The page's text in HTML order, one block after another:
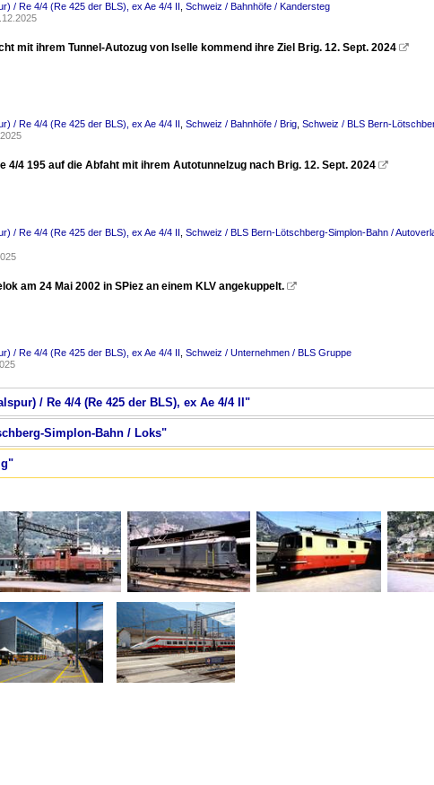
/ Re 4/4 (Re 425 der BLS), ex Ae 4/4 II Schweiz / Bahnhöfe / Kandersteg
mit ihrem Tunnel-Autozug von Iselle kommend ihre Ziel Brig. 12. Sept. 2024 
/ Re 4/4 (Re 425 der BLS), ex Ae 4/4 II Schweiz / Bahnhöfe / Brig Schweiz / BLS Bern-
4/4 195 auf die Abfaht mit ihrem Autotunnelzug nach Brig. 12. Sept. 2024 
/ Re 4/4 (Re 425 der BLS), ex Ae 4/4 II Schweiz / BLS Bern-Lötschberg-Simplon-Bahn /
am 24 Mai 2002 in SPiez an einem KLV angekuppelt. 
/ Re 4/4 (Re 425 der BLS), ex Ae 4/4 II Schweiz / Unternehmen / BLS Gruppe
/ Re 4/4 (Re 425 der BLS), ex Ae 4/4 II"
Simplon-Bahn / Loks"